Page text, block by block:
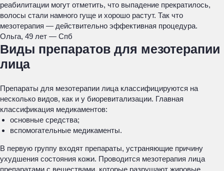
реабилитации могут отметить, что выпадение прекратилось,
волосы стали намного гуще и хорошо растут. Так что
мезотерапия — действительно эффективная процедура.
Ольга, 49 лет — Спб
Виды препаратов для мезотерапии
лица
Препараты для мезотерапии лица классифицируются на
несколько видов, как и у биоревитализации. Главная
классификация медикаментов:
основные средства;
вспомогательные медикаменты.
В первую группу входят препараты, устраняющие причину
ухудшения состояния кожи. Проводится мезотерапия лица
препаратами с веществами, которые разрушают жировые